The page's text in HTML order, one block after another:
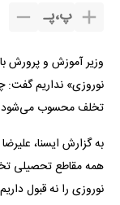
پ،پـ
وزیر آموزش و پرورش
نوروزی» نداریم گفت:
تخلف محسوب
به گزارش ایسنا،
همه مقاطع تحصیلی
نوروزی را نه قبول